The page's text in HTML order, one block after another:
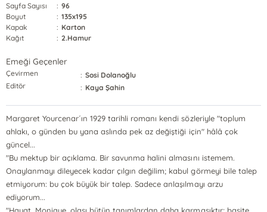
Sayfa Sayısı
: 96
Boyut
: 135x195
Kapak
: Karton
Kağıt
: 2.Hamur
Emeği Geçenler
Çevirmen : Sosi Dolanoğlu
Editör
: Kaya Şahin
Margaret Yourcenar´ın 1929 tarihli romanı kendi sözleriyle "toplum
ahlakı, o günden bu yana aslında pek az değiştiği için" hâlâ çok
güncel...
"Bu mektup bir açıklama. Bir savunma halini almasını istemem.
Onaylanmayı dileyecek kadar çılgın değilim; kabul görmeyi bile talep
etmiyorum: bu çok büyük bir talep. Sadece anlaşılmayı arzu
ediyorum...